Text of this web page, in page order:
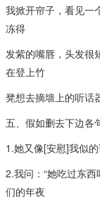
我掀开帘子，看见一
冻得
发紫的嘴唇，头发很
在登上竹
凳想去摘墙上的听话
五、假如删去下边各
1.她又像[安慰]我似
2.我问：“她吃过东
们的年夜